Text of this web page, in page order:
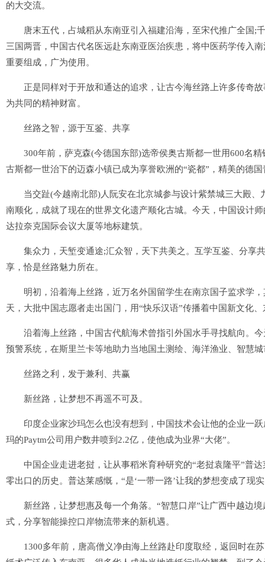
的大交流。
唐末五代，占城稻从东南亚引入福建沿海，至宋代推广全国;
三国两晋，中国古代名医远赴东南亚医治疾患，将中医药学传入
重要组成，广为使用。
正是同样对于开放和通达的追求，让古今海丝路上许多传奇故
为共同的精神财富。
丝路之智，源于互鉴、共享
300年前，萨克森(今德国东部)选帝侯奥古斯都一世用600名精
古斯都一世治下的迈森小镇已成为享誉欧洲的“瓷都”，精美的德
当交趾(今越南北部)人阮安在北京城参与设计紫禁城三大殿、
南顺化，成就了现在的世界文化遗产顺化古城。今天，中国设计
达拉奈克国际会议大厦等地标建筑。
集众力，天堑变通途;汇众智，天下共美之。互学互鉴、分享
享，恰是丝路魅力所在。
明初，沿着海上丝路，近万名外国留学生在南京国子监求学，
天，大批中国志愿者走出国门，用“快乐汉语”传播着中国新文化
沿着海上丝路，中国古代航海术曾指引外国水手寻找航向。今
预警系统，在斯里兰卡等地助力当地国土测绘、海洋渔业、智慧
丝路之利，发于兼利、共赢
新丝路，让梦想不再遥不可及。
印度企业家沙玛怎么也没有想到，中国技术会让他的企业一跃
玛的Paytm公司用户数井喷到2.2亿，使他成为业界“大佬”。
中国企业走进老挝，让从事稻米育种研究的“老挝袁隆平”普达
零出口的历史。普达莱感慨，“是‘一带一路’让我的梦想变成了现
新丝路，让梦想惠及每一个角落。“智慧口岸”让广西中越边境
式，分享智能操控口岸物流带来的新机遇。
1300多年前，唐高僧义净由海上丝路赴印度取经，返回时在